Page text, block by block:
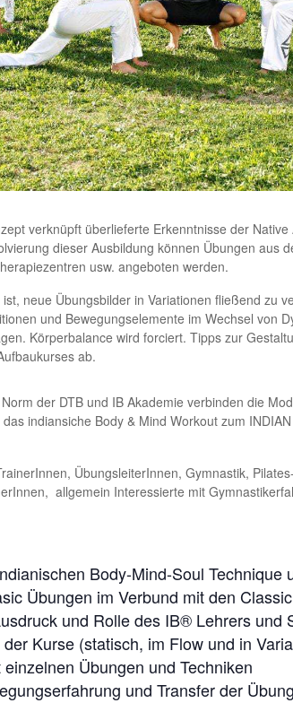
verknüpft überlieferte Erkenntnisse der
dieser Ausbildung können Übungen aus
usw. angeboten werden.
neue Übungsbilder in Variationen fließend zu
und Bewegungselemente im Wechsel von
Körperbalance wird forciert. Tipps zur
ab.
der DTB und IB Akademie verbinden die
indiansiche Body & Mind Workout zum
ÜbungsleiterInnen, Gymnastik,
allgemein Interessierte mit
Body-Mind-Soul Technique
Übungen im Verbund mit den
und Rolle des IB® Lehrers und
Kurse (statisch, im Flow und in
Übungen und Techniken
und Transfer der